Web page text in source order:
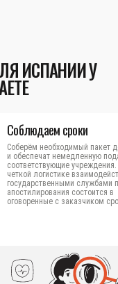
ИСПАНИИ У
Соблюдаем сроки
Соберём необходимый пакет
и обеспечат немедленную
соответствующие
четкой логистике
государственными службами
апостилирования состоится в
оговоренные с заказчиком